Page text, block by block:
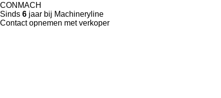
CONMACH
Sinds 6 jaar bij Machineryline
Contact opnemen met verkoper